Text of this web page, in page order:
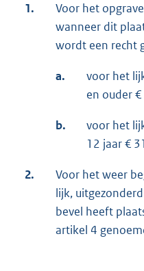
1.
Voor het
wanneer dit
wordt een recht
a.
voor het
en ouder
b.
voor het
12 jaar €
2.
Voor het weer
lijk,
bevel heeft
artikel 4